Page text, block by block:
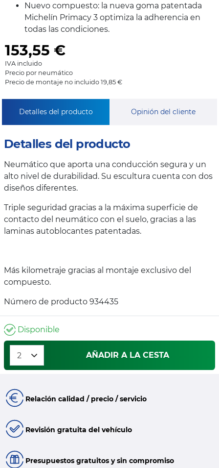
Nuevo compuesto: la nueva goma patentada
Michelín Primacy 3 optimiza la adherencia en
todas las condiciones.
153,55 €
IVA incluido
Precio por neumático
Precio de montaje no incluido 19,85 €
Detalles del producto Opinión del cliente
Detalles del producto
Neumático que aporta una conducción segura y un
alto nivel de durabilidad. Su escultura cuenta con dos
diseños diferentes.
Triple seguridad gracias a la máxima superficie de
contacto del neumático con el suelo, gracias a las
laminas autoblocantes patentadas.
Más kilometraje gracias al montaje exclusivo del
compuesto.
Número de producto 934435
Disponible
AÑADIR A LA CESTA
Relación calidad / precio / servicio
Revisión gratuita del vehículo
Presupuestos gratuitos y sin compromiso